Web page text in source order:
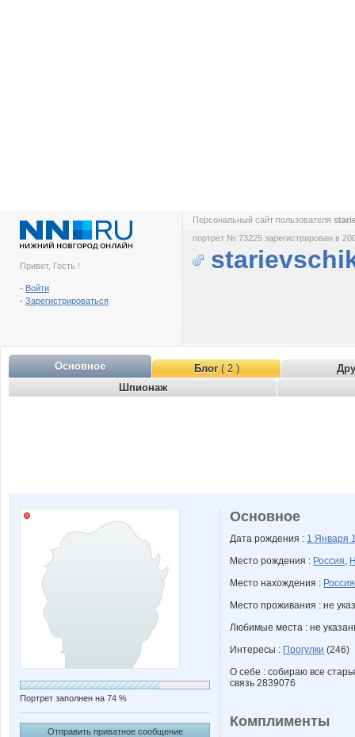
Привет, Гость !
- Войти
- Зарегистрироваться
Персональный сайт пользователя
портрет № 73225 зарегистрирован в
Основное Блог( 2 )
Шпионаж
Портрет заполнен на 74 %
Отправить приватное сообщение
Основное
Дата рождения : 1 Января
Место рождения : Россия,
Место нахождения : Россия
Место проживания : не
Любимые места : не
Интересы : Прогулки (246)
О себе : собираю все
связь 2839076
Комплименты